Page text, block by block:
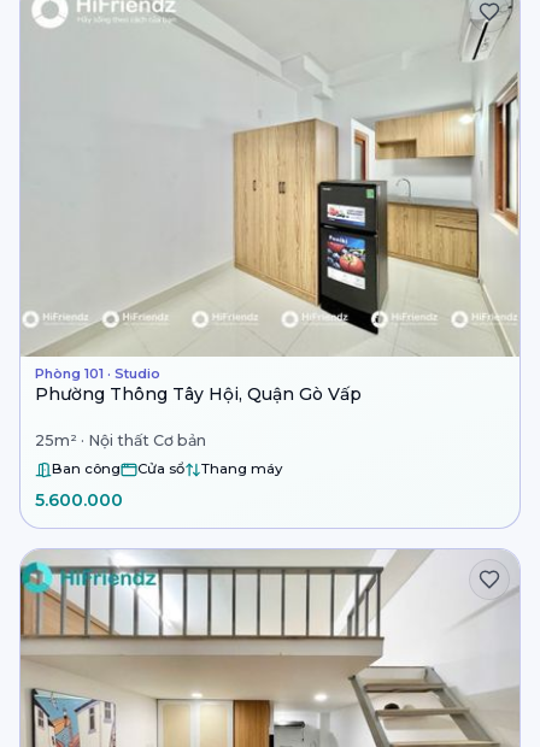
Phòng 101 · Studio
Phường Thông Tây Hội, Quận Gò Vấp
25m² · Nội thất Cơ bản
Ban công Cửa sổ Thang máy
5.600.000